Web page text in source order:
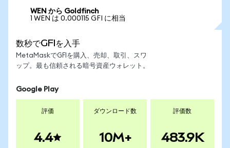
WEN から Goldfinch
1 WEN は 0.000115 GFI に相当
数秒でGFIを入手
MetaMaskでGFIを購入、売却、取引、スワ
ップ。最も信頼される暗号資産ウォレット。
Google Play
評価
4.4
ダウンロード数
10M+
評価数
483.9K